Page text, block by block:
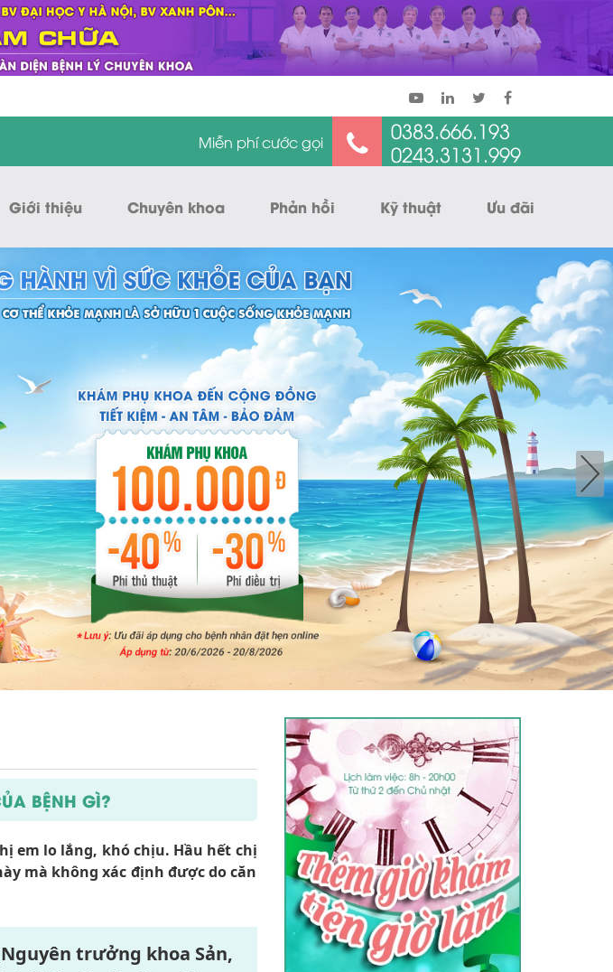
Miễn phí cước gọi
0383.666.193
0243.3131.999
Giới thiệu Chuyên khoa Phản hồi Kỹ thuật Ưu đãi
BỆNH GÌ?
em lo lắng, khó chịu. Hầu hết chị
mà không xác định được do căn
trưởng khoa Sản,